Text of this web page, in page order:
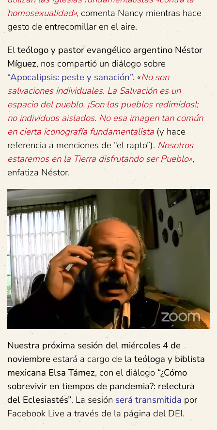
homosexualidad», comenta Nancy mientras hace
gesto de entrecomillar en el aire.
Elteólogoy pastorevangélico argentino Néstor
Míguez, nos compartió un diálogo sobre
“Apocalipsis: peste y sanación”. «No son
salvaciones individuales. La Salvación es un
espacio del pueblo. ¡Son los pueblos redimidos!;
no individuos aislados. No esa imagen tan común
en cierta iconografía fundamentalista (y hace
referencia a menciones de “el rapto”). Nosotros
estaremos en la Tierra disfrutando ser Pueblo»,
enfatiza Néstor.
Nuestra próxima sesióndel miércoles 4de
noviembre estará a cargo de la teóloga y biblista
mexicana Elsa Támez, con el diálogo “¿Cómo
sobreviviren tiempos de pandemia?: relectura
delEclesiastés”. La sesión será transmitida por
Facebook Live a través de la página del DEI.